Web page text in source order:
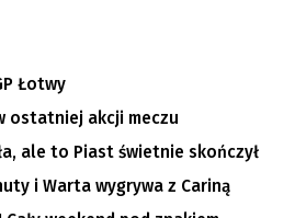
Łotwy
ostatniej akcji meczu
ale to Piast świetnie skończył
i Warta wygrywa z Cariną